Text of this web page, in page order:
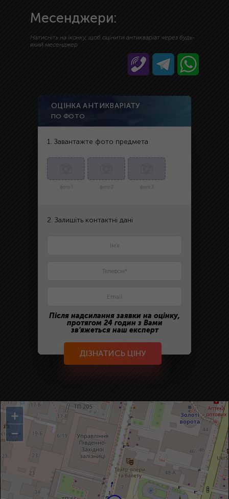
Месенджери:
Натисніть на іконку, щоб оцінити антикваріат через будь-
який месенджер
ОЦІНКА АНТИКВАРІАТУ
ПО ФОТО
1. Завантажте фото предмета
фото 1 фото 2 фото 3
2. Залишіть контактні дані
Після надсилання заявки на оцінку,
протягом 24 годин з Вами
зв'яжеться наш експерт
ДІЗНАТИСЬ ЦІНУ
+
−